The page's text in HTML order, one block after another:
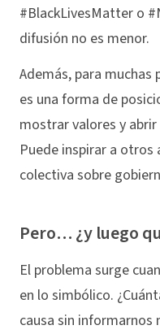
#BlackLivesMatter o
difusión no es menor.
Además, para muchas
es una forma de
mostrar valores y
Puede inspirar a otros
colectiva sobre
Pero… ¿y luego
El problema surge
en lo simbólico.
causa sin informarnos